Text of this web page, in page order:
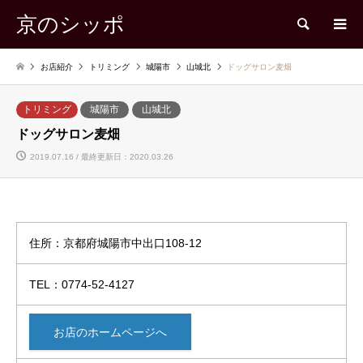
京のシッポ 検索
お店紹介 トリミング 城陽市 山城北 ドッグサロン麦畑
トリミング 城陽市 山城北
ドッグサロン麦畑
2019.07.16 / 最終更新日：2020.03.26
住所：京都府城陽市中出口108-12
TEL：0774-52-4127
お店のホームページへ